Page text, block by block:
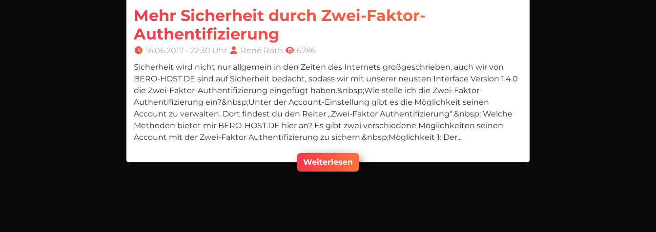
Mehr Sicherheit durch Zwei-Faktor-
Authentifizierung
16.06.2017 - 22:30 Uhr René Röth
6786
Sicherheit wird nicht nur allgemein in den Zeiten des Internets großgeschrieben, auch wir von
BERO-HOST.DE sind auf Sicherheit bedacht, sodass wir mit unserer neusten Interface Version 1.4.0
die Zwei-Faktor-Authentifizierung eingefügt haben.&nbsp;Wie stelle ich die Zwei-Faktor-
Authentifizierung ein?&nbsp;Unter der Account-Einstellung gibt es die Möglichkeit seinen
Account zu verwalten. Dort findest du den Reiter „Zwei-Faktor Authentifizierung“.&nbsp; Welche
Methoden bietet mir BERO-HOST.DE hier an? Es gibt zwei verschiedene Möglichkeiten seinen
Account mit der Zwei-Faktor Authentifizierung zu sichern.&nbsp;Möglichkeit 1: Der...
Weiterlesen